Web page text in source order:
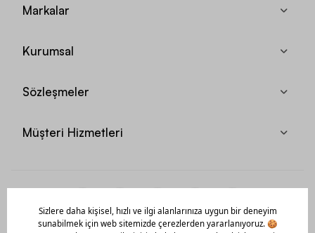
Markalar
Kurumsal
Sözleşmeler
Müşteri Hizmetleri